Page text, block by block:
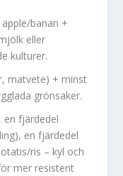
banan +
eller
kulturer.
matvete) + minst
grönsaker.
en fjärdedel
en fjärdedel
ris – kyl och
mer resistent